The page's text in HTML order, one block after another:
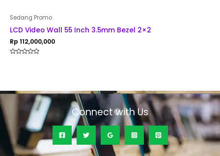
Sedang Promo
LCD Video Wall 55 Inch 3.5mm Bezel 2×2
Rp 112,000,000
Connect with Us